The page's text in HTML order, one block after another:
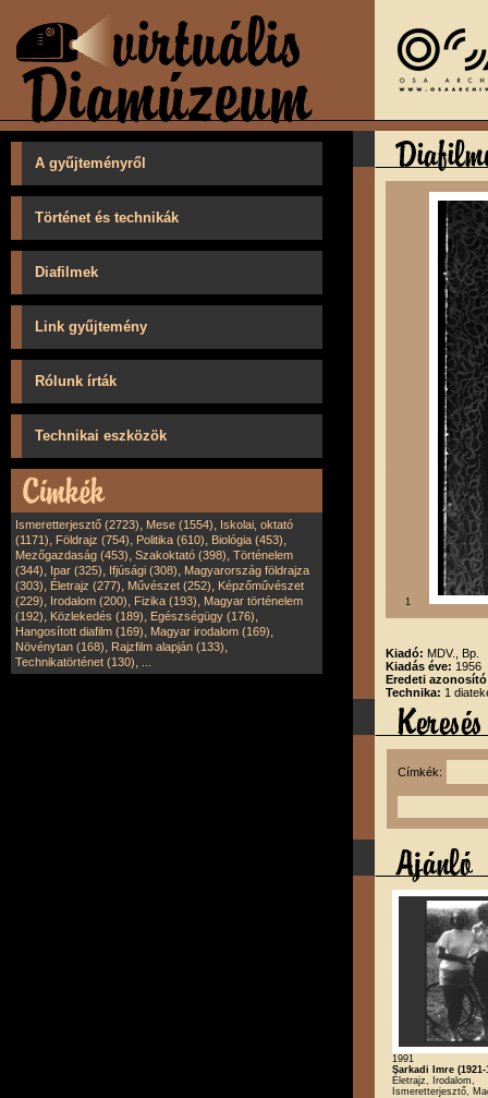
A gyűjteményről
Történet és technikák
Diafilmek
Link gyűjtemény
Rólunk írták
Technikai eszközök
Ismeretterjesztő (2723), Mese (1554), Iskolai, oktató
(1171), Földrajz (754), Politika (610), Biológia (453),
Mezőgazdaság (453), Szakoktató (398), Történelem
(344), Ipar (325), Ifjúsági (308), Magyarország földrajza
(303), Életrajz (277), Művészet (252), Képzőművészet
(229), Irodalom (200), Fizika (193), Magyar történelem
(192), Közlekedés (189), Egészségügy (176),
Hangosított diafilm (169), Magyar irodalom (169),
Növénytan (168), Rajzfilm alapján (133),
Technikatörténet (130),
1
Kiadó: MDV., Bp.
Kiadás éve: 1956
Eredeti
Technika: 1
Címkék:
1991
Sarkadi Imre (1921-
Életrajz, Irodalom,
Ismeretterjesztő,